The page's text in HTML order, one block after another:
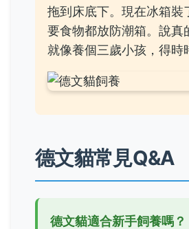
拖到床底下。現在冰箱裝
要食物都放防潮箱。說真
就像養個三歲小孩，得時
德文貓常見Q&A
德文貓適合新手飼養嗎？